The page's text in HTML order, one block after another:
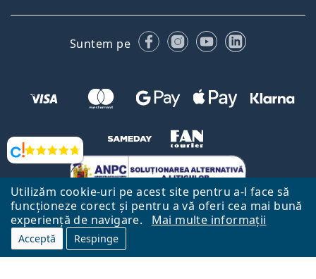
Utilizăm cookie-uri pe acest site pentru a-l face să
funcționeze corect și pentru a vă oferi cea mai bună
experiență de navigare.
Mai multe informații
Acceptă Respinge
Opinii
Suntem pe FacebookInstagram
YouTubeLinkedIn